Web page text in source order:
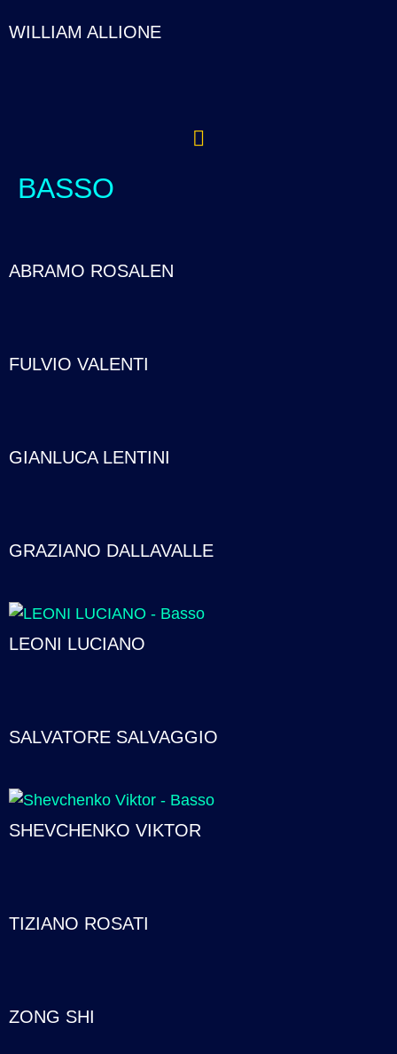
WILLIAM ALLIONE
BASSO
ABRAMO ROSALEN
FULVIO VALENTI
GIANLUCA LENTINI
GRAZIANO DALLAVALLE
LEONI LUCIANO
SALVATORE SALVAGGIO
SHEVCHENKO VIKTOR
TIZIANO ROSATI
ZONG SHI